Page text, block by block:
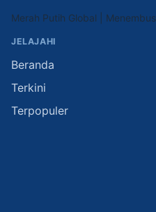
Merah Putih Global |
JELAJAHI
Beranda
Terkini
Terpopuler